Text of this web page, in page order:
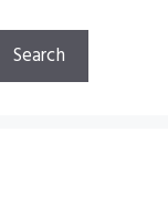
Search